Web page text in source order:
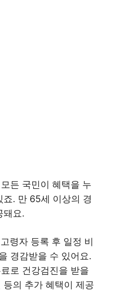
든 국민이 혜택을 누
죠. 만 65세 이상의 경
돼요.
고령자 등록 후 일정 비
경감받을 수 있어요.
로 건강검진을 받을
등의 추가 혜택이 제공